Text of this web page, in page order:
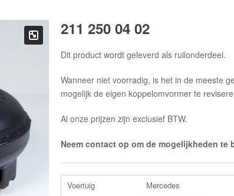
211 250 04 02
Dit product wordt geleverd als ruilonderdeel.
Wanneer niet voorradig, is het in de meeste
mogelijk de eigen koppelomvormer te
Al onze prijzen zijn exclusief BTW.
Neem contact op om de mogelijkheden te
Voertuig
Mercedes